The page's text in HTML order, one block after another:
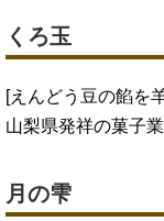
くろ玉
[えんどう豆の餡を
山梨県発祥の菓子
月の雫